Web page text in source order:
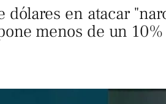
en atacar
menos de un